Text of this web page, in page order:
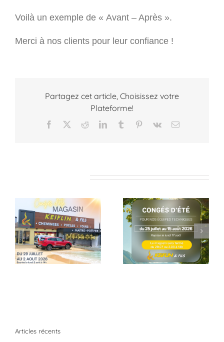
Voilà un exemple de « Avant – Après ».
Merci à nos clients pour leur confiance !
Partagez cet article, Choisissez votre
Plateforme!
Facebook RedditLinkedInTumblr Pinterest
Vk Email
Pause estivale
pour nos équipes
techniques
Dernières
réalisation
Articles récents